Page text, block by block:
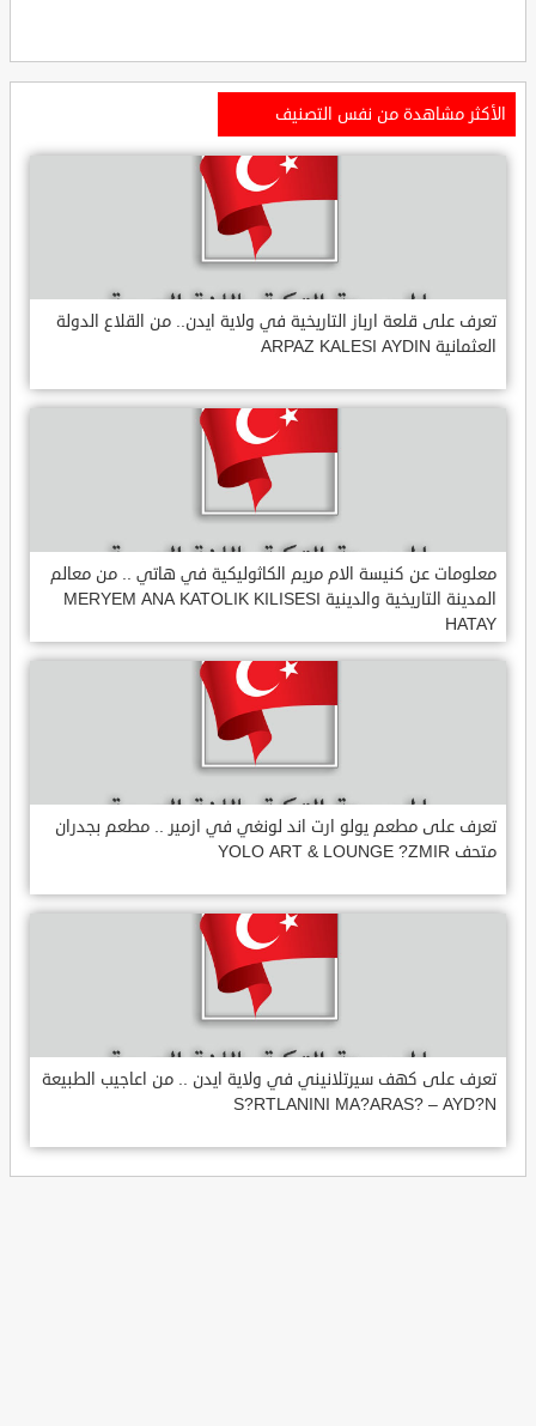
الأكثر مشاهدة من نفس التصنيف
تعرف على قلعة ارباز التاريخية في ولاية ايدن.. من القلاع الدولة
العثمانية ARPAZ KALESI AYDIN
معلومات عن كنيسة الام مريم الكاثوليكية في هاتي .. من معالم
المدينة التاريخية والدينية MERYEM ANA KATOLIK KILISESI
HATAY
تعرف على مطعم يولو ارت اند لونغي في ازمير .. مطعم بجدران
متحف YOLO ART & LOUNGE ?ZMIR
تعرف على كهف سيرتلانيني في ولاية ايدن .. من اعاجيب الطبيعة
S?RTLANINI MA?ARAS? – AYD?N